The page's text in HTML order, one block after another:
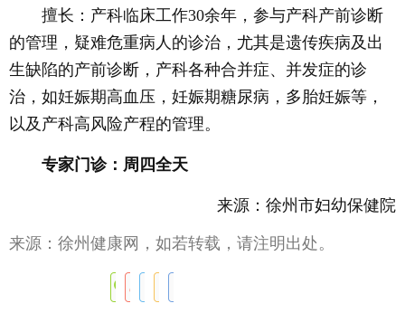
擅长：产科临床工作30余年，参与产科产前诊断
的管理，疑难危重病人的诊治，尤其是遗传疾病及出
生缺陷的产前诊断，产科各种合并症、并发症的诊
治，如妊娠期高血压，妊娠期糖尿病，多胎妊娠等，
以及产科高风险产程的管理。
专家门诊：周四全天
来源：徐州市妇幼保健院
来源：徐州健康网，如若转载，请注明出处。